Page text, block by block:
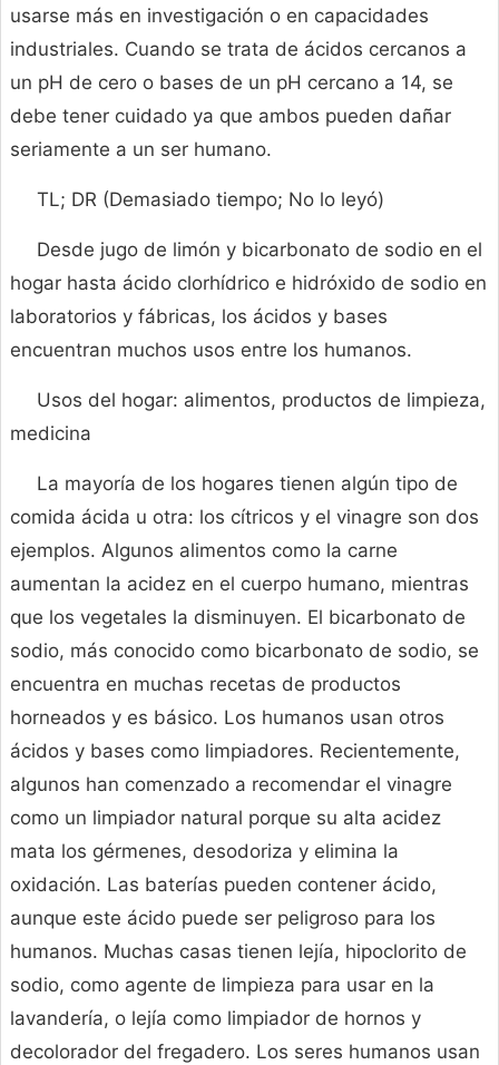
usarse más en investigación o en capacidades
industriales. Cuando se trata de ácidos cercanos a
un pH de cero o bases de un pH cercano a 14, se
debe tener cuidado ya que ambos pueden dañar
seriamente a un ser humano.
TL; DR (Demasiado tiempo; No lo leyó)
Desde jugo de limón y bicarbonato de sodio en el
hogar hasta ácido clorhídrico e hidróxido de sodio en
laboratorios y fábricas, los ácidos y bases
encuentran muchos usos entre los humanos.
Usos del hogar: alimentos, productos de limpieza,
medicina
La mayoría de los hogares tienen algún tipo de
comida ácida u otra: los cítricos y el vinagre son dos
ejemplos. Algunos alimentos como la carne
aumentan la acidez en el cuerpo humano, mientras
que los vegetales la disminuyen. El bicarbonato de
sodio, más conocido como bicarbonato de sodio, se
encuentra en muchas recetas de productos
horneados y es básico. Los humanos usan otros
ácidos y bases como limpiadores. Recientemente,
algunos han comenzado a recomendar el vinagre
como un limpiador natural porque su alta acidez
mata los gérmenes, desodoriza y elimina la
oxidación. Las baterías pueden contener ácido,
aunque este ácido puede ser peligroso para los
humanos. Muchas casas tienen lejía, hipoclorito de
sodio, como agente de limpieza para usar en la
lavandería, o lejía como limpiador de hornos y
decolorador del fregadero. Los seres humanos usan